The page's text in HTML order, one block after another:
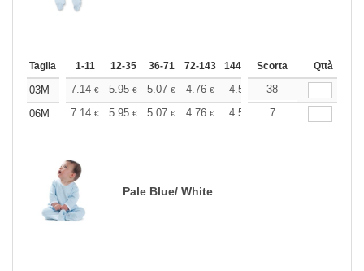
Taglia 1-11 12-35 36-71 72-143 144-287 288 + Altri
Scorta Qttà
03M 7.14 € 5.95 € 5.07 € 4.76 € 4.52 4.48
38
06M
7.14 € 5.95 € 5.07 € 4.76 € 4.52 4.48
7
Pale Blue/ White